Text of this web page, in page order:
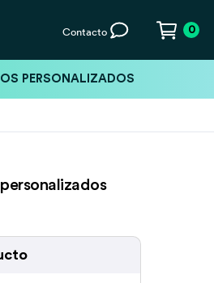
Contacto 0
PERSONALIZADOS